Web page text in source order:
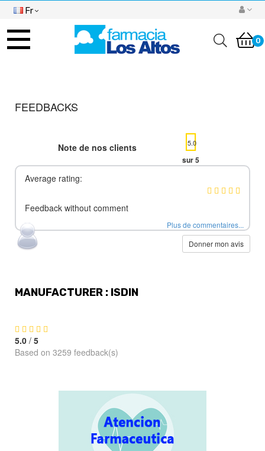
Fr
Basculer 0
FEEDBACKS
Note de nos clients 5.0
sur 5
Average rating:
Feedback without comment
Plus de commentaires...
Donner mon avis
MANUFACTURER : ISDIN
5.0 / 5
Based on 3259 feedback(s)